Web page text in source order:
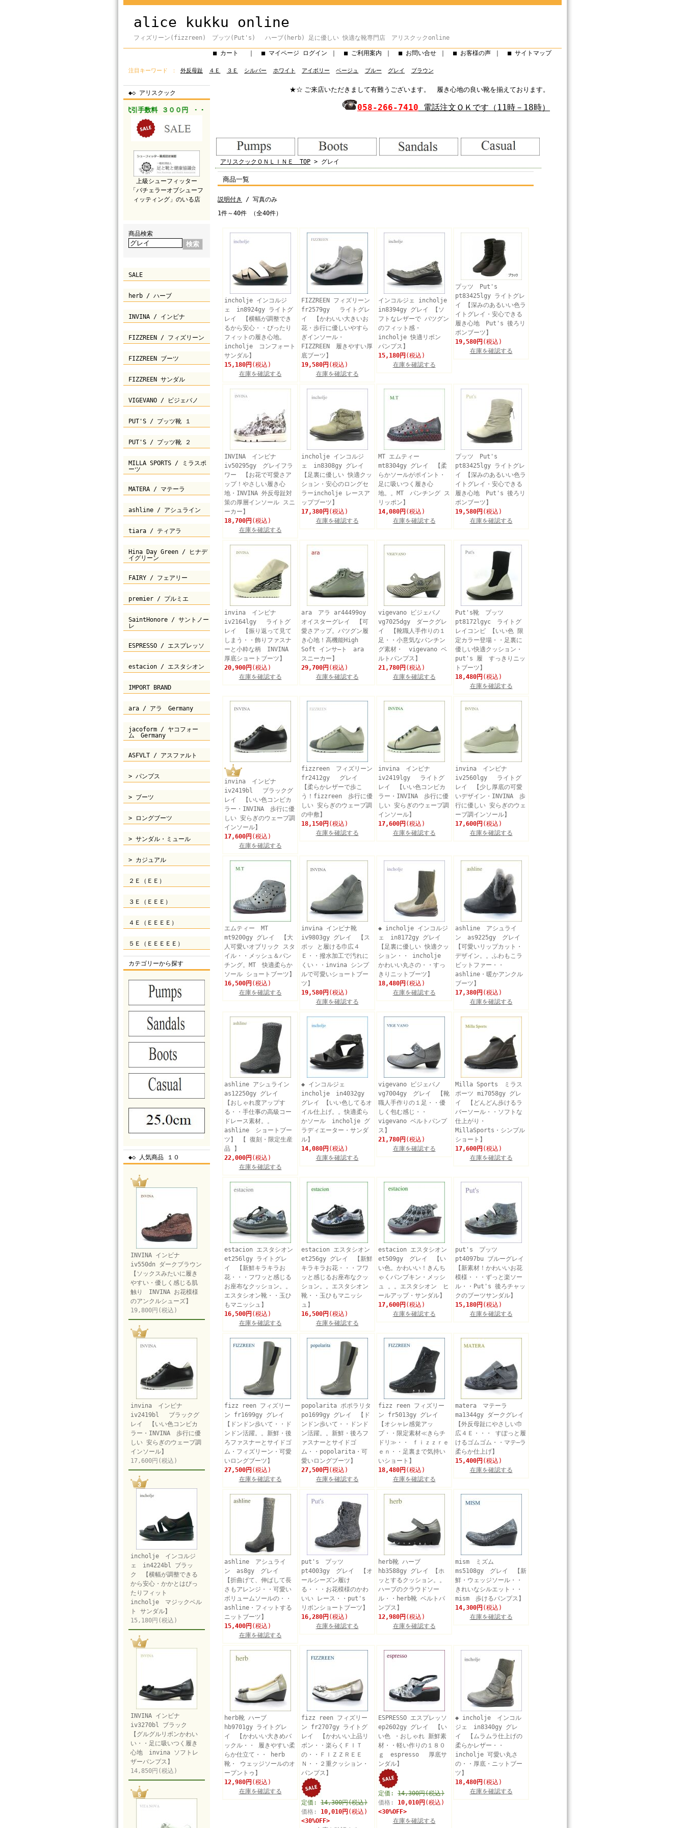
alice kukku online
フィズリーン(fizzreen) プッツ(Put's) ハーブ(herb) 足に優しい 快適な靴専門店 アリスクックonline
■ カート ■ マイページ ログイン ■ ご利用案内 ■ お問い合せ ■ お客様の声 ■ サイトマップ
注目キーワード 外反母趾 ４Ｅ ３Ｅ シルバー ホワイト アイボリー ベージュ ブルー グレイ ブラウン
◆◇ アリスクック
代引手数料 ３００円 ・・
上級シューフィッター
「バチェラーオブシューフ
ィッティング」のいる店
商品検索
SALE
herb / ハーブ
INVINA / インビナ
FIZZREEN / フィズリーン
FIZZREEN ブーツ
FIZZREEN サンダル
VIGEVANO / ビジェバノ
PUT'S / プッツ靴 １
PUT'S / プッツ靴 ２
MILLA SPORTS / ミラスポ
ーツ
MATERA / マテーラ
ashline / アシュライン
tiara / ティアラ
Hina Day Green / ヒナデ
イグリーン
FAIRY / フェアリー
premier / プルミエ
SaintHonore / サントノー
レ
ESPRESSO / エスプレッソ
estacion / エスタシオン
IMPORT BRAND
ara / アラ Germany
jacoform / ヤコフォー
ム Germany
ASFVLT / アスファルト
> パンプス
> ブーツ
> ロングブーツ
> サンダル・ミュール
> カジュアル
２Ｅ（ＥＥ）
３Ｅ（ＥＥＥ）
４Ｅ（ＥＥＥＥ）
５Ｅ（ＥＥＥＥＥ）
カテゴリーから探す
◆◇ 人気商品 １０
INVINA インビナ
iv550dn ダークブラウン
【ソックスみたいに履き
やすい・優しく感じる肌
触り INVINA お花模様
のアンクルシューズ】
19,800円(税込)
invina インビナ
iv2419bl ブラックグ
レイ 【いい色コンビカ
ラー・INVINA 歩行に優
しい 安らぎのウェーブ調
インソール】
17,600円(税込)
incholje インコルジ
ェ in4224bl ブラッ
ク 【横幅が調整できる
から安心・かかとはぴっ
たりフィット
incholje マジックベル
ト サンダル】
15,180円(税込)
INVINA インビナ
iv3270bl ブラック
【グルグルリボンかわい
い・・足に吸いつく履き
心地 invina ソフトレ
ザーパンプス】
14,850円(税込)
★☆ ご来店いただきまして有難うございます。 履き心地の良い靴を揃えております。 どうぞごゆっくりお楽しみください。
058‐266‐7410 電話注文ＯＫです（11時－18時）
アリスクックＯＮＬＩＮＥ TOP > グレイ
商品一覧
説明付き
/ 写真のみ
1件～40件 （全40件）
incholje インコルジ
ェ in8924gy ライトグ
レイ 【横幅が調整でき
るから安心・・ぴったり
フィットの履き心地。
incholje コンフォート
サンダル】
15,180円 (税込)
在庫を確認する
FIZZREEN フィズリーン
fr2579gy ライトグレ
イ 【かわいい大きいお
花・歩行に優しいやすら
ぎインソール・
FIZZREEN 履きやすい厚
底ブーツ】
19,580円 (税込)
在庫を確認する
インコルジェ incholje
in8394gy グレイ 【ソ
フトなレザーで バツグン
のフィット感・
incholje 快適リボン
パンプス】
15,180円 (税込)
在庫を確認する
プッツ Put's
pt83425lgy ライトグレ
イ 【深みのあるいい色ラ
イトグレイ・安心できる
履き心地 Put's 後ろリ
ボンブーツ】
19,580円 (税込)
在庫を確認する
INVINA インビナ
iv50295gy グレイフラ
ワー 【お花で可愛さア
ップ！やさしい履き心
地・INVINA 外反母趾対
策の厚層インソール スニ
ーカー】
18,700円 (税込)
在庫を確認する
incholje インコルジ
ェ in8308gy グレイ
【足裏に優しい 快適クッ
ション・安心のロングセ
ラーincholje レースア
ップブーツ】
17,380円 (税込)
在庫を確認する
MT エムティー
mt8304gy グレイ 【柔
らかソールがポイント・
足に吸いつく履き心
地。。MT パンチング ス
リッポン】
14,080円 (税込)
在庫を確認する
プッツ Put's
pt83425lgy ライトグレ
イ 【深みのあるいい色ラ
イトグレイ・安心できる
履き心地 Put's 後ろリ
ボンブーツ】
19,580円 (税込)
在庫を確認する
invina インビナ
iv2164lgy ライトグ
レイ 【振り返って見て
しまう・・飾りファスナ
ーと小粋な柄 INVINA
厚底ショートブーツ】
20,900円 (税込)
在庫を確認する
ara アラ ar44499oy
オイスターグレイ 【可
愛さアップ。バツグン履
き心地！高機能High
Soft インサ―ト ara
スニーカー】
29,700円 (税込)
在庫を確認する
vigevano ビジェバノ
vg7025dgy ダークグレ
イ 【靴職人手作りの１
足・・小意気なパンチン
グ素材・ vigevano ベ
ルトパンプス】
21,780円 (税込)
在庫を確認する
Put's靴 プッツ
pt8172lgyc ライトグ
レイコンビ 【いい色 限
定カラー登場・・足裏に
優しい快適クッション・
put's 履 すっきりニッ
トブーツ】
18,480円 (税込)
在庫を確認する
invina インビナ
iv2419bl ブラックグ
レイ 【いい色コンビカ
ラー・INVINA 歩行に優
しい 安らぎのウェーブ調
インソール】
17,600円 (税込)
在庫を確認する
fizzreen フィズリーン
fr2412gy グレイ
【柔らかレザーで歩こ
う！fizzreen 歩行に優
しい 安らぎのウェーブ調
の中敷】
18,150円 (税込)
在庫を確認する
invina インビナ
iv2419lgy ライトグ
レイ 【いい色コンビカ
ラー・INVINA 歩行に優
しい 安らぎのウェーブ調
インソール】
17,600円 (税込)
在庫を確認する
invina インビナ
iv2560lgy ライトグ
レイ 【少し厚底の可愛
いデザイン・INVINA 歩
行に優しい 安らぎのウェ
ーブ調インソール】
17,600円 (税込)
在庫を確認する
エムティー MT
mt9200gy グレイ 【大
人可愛いオブリック スタ
イル・・メッシュ＆パン
チング。MT 快適柔らか
ソール ショートブーツ】
16,500円 (税込)
在庫を確認する
invina インビナ靴
iv9803gy グレイ 【ス
ポッ と履ける巾広４
Ｅ・・撥水加工で汚れに
くい・・invina シンプ
ルで可愛いショートブー
ツ】
19,580円 (税込)
在庫を確認する
◆ incholje インコルジ
ェ in8172gy グレイ
【足裏に優しい 快適クッ
ション・・ incholje
かわいい丸さの・・すっ
きりニットブーツ】
18,480円 (税込)
在庫を確認する
ashline アシュライ
ン as9225gy グレイ
【可愛いリップカット・
デザイン。。ふわもこラ
ビットファー・・
ashline・暖かアンクル
ブーツ】
17,380円 (税込)
在庫を確認する
ashline アシュライン
as12250gy グレイ
【おしゃれ度アップす
る・・手仕事の高級コー
ドレース素材。。
ashline ショートブー
ツ】 【 復刻・限定生産
品 】
22,000円 (税込)
在庫を確認する
◆ インコルジェ
incholje in4032gy
グレイ 【いい色してるオ
イル仕上げ。。快適柔ら
かソール incholje グ
ラディエーター・サンダ
ル】
14,080円 (税込)
在庫を確認する
vigevano ビジェバノ
vg7004gy グレイ 【靴
職人手作りの１足・・優
しく包む感じ・・
vigevano ベルトパンプ
ス】
21,780円 (税込)
在庫を確認する
Milla Sports ミラス
ポーツ mi7058gy グレ
イ 【どんどん歩けるラ
バーソール・・ソフトな
仕上がり・
MillaSports・シンプル
ショート】
17,600円 (税込)
在庫を確認する
estacion エスタシオン
et256lgy ライトグレ
イ 【新鮮キラキラお
花・・・フワッと感じる
お座布なクッション。。
エスタシオン靴・・玉ひ
もマニッシュ】
16,500円 (税込)
在庫を確認する
estacion エスタシオン
et256gy グレイ 【新鮮
キラキラお花・・・フワ
ッと感じるお座布なクッ
ション。。エスタシオン
靴・・玉ひもマニッシ
ュ】
16,500円 (税込)
在庫を確認する
estacion エスタシオン
et509gy グレイ 【い
い色。かわいい！きんち
ゃくパンプキン・メッシ
ュ 。。エスタシオン ヒ
ールアップ・サンダル】
17,600円 (税込)
在庫を確認する
put's プッツ
pt4097bu ブルーグレイ
【新素材！かわいいお花
模様・・・ずっと楽ソー
ル・・Put's 後ろチャッ
クのブーツサンダル】
15,180円 (税込)
在庫を確認する
fizz reen フィズリー
ン fr1699gy グレイ
【ドンドン歩いて・・ド
ンドン活躍。。新鮮・後
ろファスナーとサイドゴ
ム・フィズリーン・可愛
いロングブーツ】
27,500円 (税込)
在庫を確認する
popolarita ポポラリタ
po1699gy グレイ 【ド
ンドン歩いて・・ドンド
ン活躍。。新鮮・後ろフ
ァスナーとサイドゴ
ム・・popolarita・可
愛いロングブーツ】
27,500円 (税込)
在庫を確認する
fizz reen フィズリー
ン fr5013gy グレイ
【オシャレ感覚アッ
プ・・限定素材≪きらチ
ドリ≫・・ ｆｉｚｚｒｅ
ｅｎ・・足裏まで気持い
いショート】
18,480円 (税込)
在庫を確認する
matera マテーラ
ma1344gy ダークグレイ
【外反母趾にやさしい巾
広４Ｅ・・・ すぽっと履
けるゴムゴム・・マテ―ラ
柔らか仕上げ】
15,400円 (税込)
在庫を確認する
ashline アシュライ
ン as8gy グレイ
【折曲げて、伸ばして長
さもアレンジ・・可愛い
ボリュームソールの・・
ashline・フィットする
ニットブーツ】
15,400円 (税込)
在庫を確認する
put's プッツ
pt4003gy グレイ 【オ
ールシーズン履け
る・・・お花模様のかわ
いい レース・・put's
リボンショートブーツ】
16,280円 (税込)
在庫を確認する
herb靴 ハーブ
hb3588gy グレイ 【ホ
ッとするクッション。。
ハーブのクラウドソー
ル・・herb靴 ベルトパ
ンプス】
12,980円 (税込)
在庫を確認する
mism ミズム
ms5108gy グレイ 【新
鮮・ウェッジソール・・
きれいなシルエット・・
mism 歩けるパンプス】
14,300円 (税込)
在庫を確認する
herb靴 ハーブ
hb9701gy ライトグレ
イ 【かわいい大きめバ
ックル・・ 履きやすい柔
らか仕立て・・ herb
靴・ ウェッジソールのオ
ープントゥ】
12,980円 (税込)
在庫を確認する
fizz reen フィズリー
ン fr2707gy ライトグ
レイ 【かわいい上品リ
ボン・・楽らくＦＩＴ
の・・ＦＩＺＺＲＥＥ
Ｎ・・２重クッション・
パンプス】
定価: 14,300円(税込)
価格: 10,010円 (税込)
<30%OFF>
ESPRESSO エスプレッソ
ep2602gy グレイ 【い
い色 ・おしゃれ 新鮮素
材・・軽い作りの１８０
ｇ espresso 厚底サ
ンダル】
定価: 14,300円(税込)
価格: 10,010円 (税込)
<30%OFF>
在庫を確認する
◆ incholje インコル
ジェ in8340gy グレ
イ 【ムラムラ仕上げの
柔らかレザー・・
incholje 可愛い丸さ
の・・厚底・ニットブー
ツ】
18,480円 (税込)
在庫を確認する